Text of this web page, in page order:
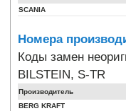
SCANIA
Номера
Коды замен
BILSTEIN, S-TR
Производитель
BERG KRAFT